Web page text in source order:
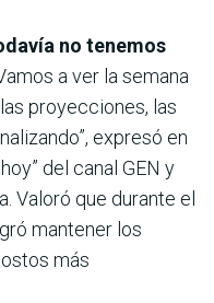
no tenemos
a ver la semana
proyecciones, las
expresó en
del canal GEN y
Valoró que durante el
mantener los
más